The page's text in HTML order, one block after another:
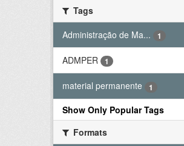
Tags
Administração de Ma...
1
ADMPER 1
material permanente 1
Show Only Popular Tags
Formats